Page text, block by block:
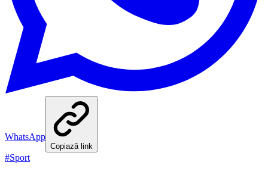
WhatsApp
Copiază link
#Sport